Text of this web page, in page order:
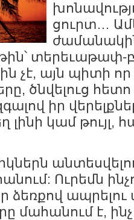
ցուրտ…
տերեւաթափ-
չէ, այն պիտի որ
ծնվելուց
իր
լինի կամ թույլ,
Ուրեմն
ձեռքով
մահանում է,